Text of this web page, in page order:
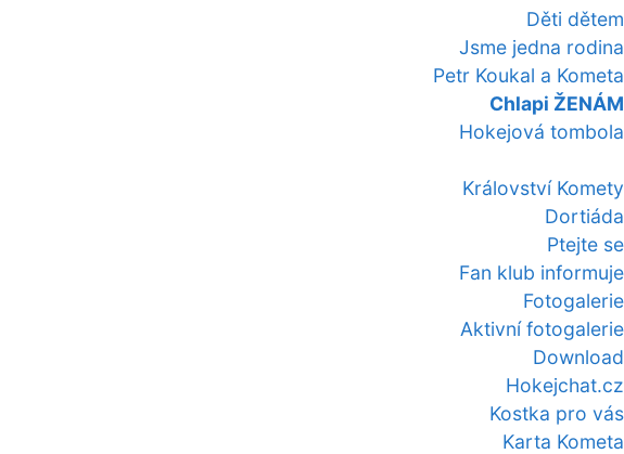
Děti dětem
Jsme jedna rodina
Petr Koukal a Kometa
Chlapi ŽENÁM
Hokejová tombola
Království Komety
Dortiáda
Ptejte se
Fan klub informuje
Fotogalerie
Aktivní fotogalerie
Download
Hokejchat.cz
Kostka pro vás
Karta Kometa